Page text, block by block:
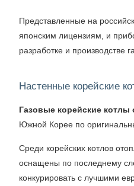
Представленные на
японским лицензиям, и
разработке и производстве
Настенные корейские
Газовые корейские котлы
Южной Корее по
Среди корейских котлов
оснащены по последнему
конкурировать с лучшими